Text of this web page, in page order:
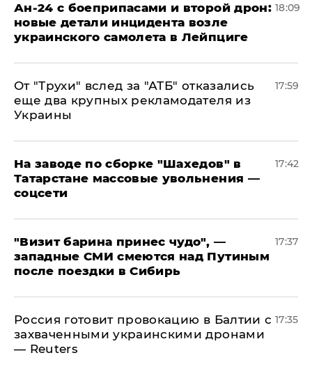
Ан-24 с боеприпасами и второй дрон:
новые детали инцидента возле
украинского самолета в Лейпциге
18:09
От "Трухи" вслед за "АТБ" отказались
еще два крупных рекламодателя из
Украины
17:59
На заводе по сборке "Шахедов" в
Татарстане массовые увольнения —
соцсети
17:42
"Визит барина принес чудо", —
западные СМИ смеются над Путиным
после поездки в Сибирь
17:37
​Россия готовит провокацию в Балтии с
захваченными украинскими дронами
— Reuters
17:35